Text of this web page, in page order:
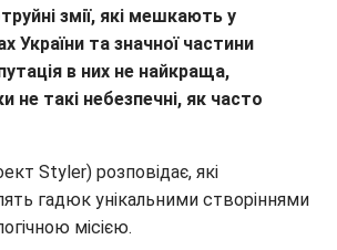
змії, які мешкають у
України та значної частини
в них не найкраща,
не такі небезпечні, як часто
Styler) розповідає, які
гадюк унікальними створіннями
місією.